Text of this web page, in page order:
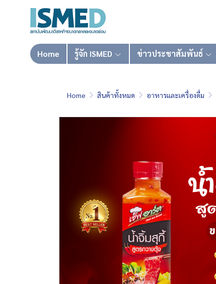
Home รู้จัก ISMED ข่าวประชาสัมพันธ์
Home สินค้าทั้งหมด อาหารและเครื่องดื่ม